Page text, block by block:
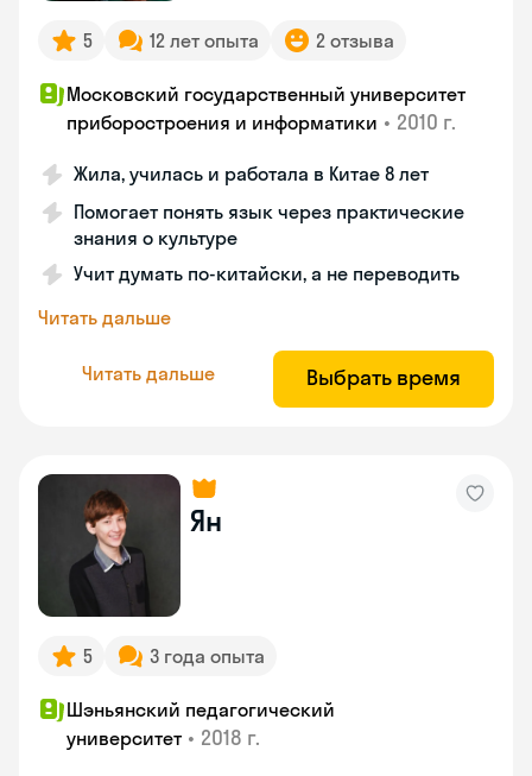
5 12 лет опыта 2 отзыва
Московский государственный университет
приборостроения и информатики • 2010 г.
Жила, училась и работала в Китае 8 лет
Помогает понять язык через практические
знания о культуре
Учит думать по-китайски, а не переводить
Читать дальше
Читать дальше Выбрать время
Ян
5 3 года опыта
Шэньянский педагогический
университет • 2018 г.